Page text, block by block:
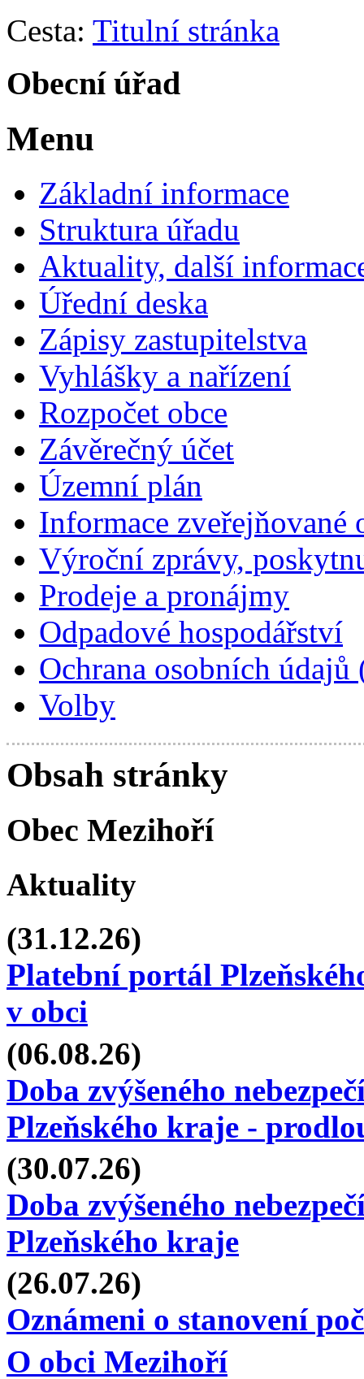
Cesta: Titulní stránka
Obecní úřad
Menu
Základní informace
Struktura úřadu
Aktuality, další
Úřední deska
Zápisy zastupitelstva
Vyhlášky a nařízení
Rozpočet obce
Závěrečný účet
Územní plán
Informace zveřejňované
Výroční zprávy,
Prodeje a pronájmy
Odpadové hospodářství
Ochrana osobních údajů
Volby
Obsah stránky
Obec Mezihoří
Aktuality
(31.12.26)
Platební portál
v obci
(06.08.26)
Doba zvýšeného
Plzeňského kraje -
(30.07.26)
Doba zvýšeného
Plzeňského kraje
(26.07.26)
Oznámeni o stanovení
O obci Mezihoří